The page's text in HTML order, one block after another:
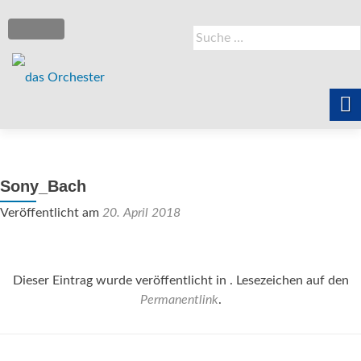
Suche
nach:
SCHALTE NAVIGATION
Podcast
Sony_Bach
Veröffentlicht am 20. April 2018
Dieser Eintrag wurde veröffentlicht in . Lesezeichen auf den
Permanentlink.